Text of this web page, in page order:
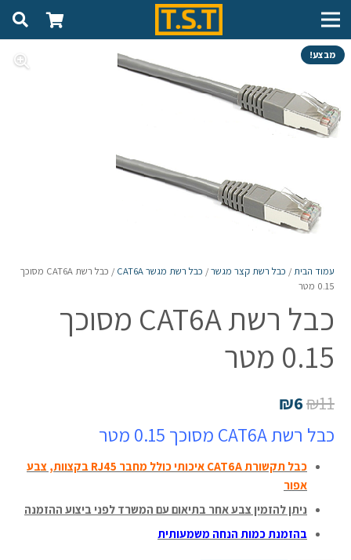
מבצע!
עמוד הבית/ כבל רשת קצר מגשר/ כבל רשת מגשר CAT6A
/ כבל רשת CAT6A מסוכך
0.15 מטר
כבל רשת CAT6A מסוכך
0.15 מטר
₪11
₪6
כבל רשת CAT6A מסוכך 0.15 מטר
כב
ל תקשורת CAT6A איכותי כולל מחבר RJ45 בקצוות, צבע
אפור
ניתן להזמין צבע אחר בתיאום עם המשרד לפני ביצוע ההזמנה
בהזמנת כמות הנחה משמעותית